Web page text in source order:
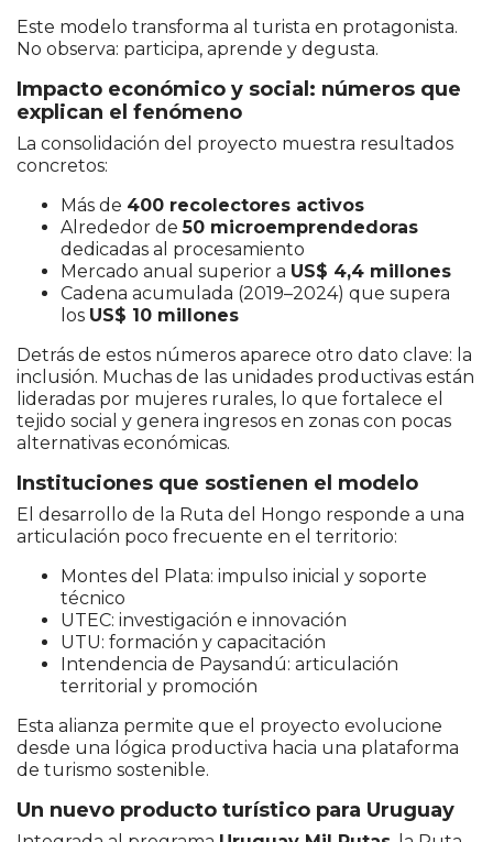
Este modelo transforma al turista en protagonista.
No observa: participa, aprende y degusta.
Impacto económico y social: números que
explican el fenómeno
La consolidación del proyecto muestra resultados
concretos:
Más de 400 recolectores activos
Alrededor de50 microemprendedoras
dedicadas al procesamiento
Mercado anual superior a US$ 4,4 millones
Cadena acumulada (2019–2024) que supera
los US$ 10 millones
Detrás de estos números aparece otro dato clave: la
inclusión. Muchas de las unidades productivas están
lideradas por mujeres rurales, lo que fortalece el
tejido social y genera ingresos en zonas con pocas
alternativas económicas.
Instituciones que sostienen el modelo
El desarrollo de la Ruta del Hongo responde a una
articulación poco frecuente en el territorio:
Montes del Plata: impulso inicial y soporte
técnico
UTEC: investigación e innovación
UTU: formación y capacitación
Intendencia de Paysandú: articulación
territorial y promoción
Esta alianza permite que el proyecto evolucione
desde una lógica productiva hacia una plataforma
de turismo sostenible.
Un nuevo producto turístico para Uruguay